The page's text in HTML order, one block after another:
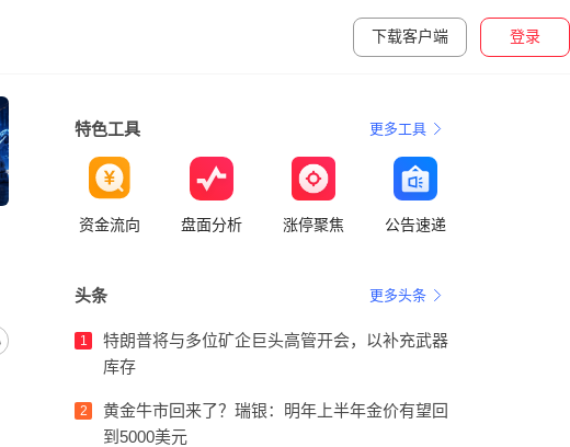
下载客户端 登录
特色工具 更多工具
资金流向 盘面分析 涨停聚焦 公告速递
头条 更多头条
1
特朗普将与多位矿企巨头高管开会，以补充武器
库存
2
黄金牛市回来了？瑞银：明年上半年金价有望回
到5000美元